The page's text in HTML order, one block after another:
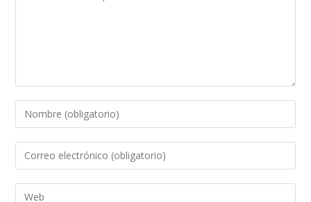
Introduce
tu
nombre
de
Introduce
tu
dirección
Introduce